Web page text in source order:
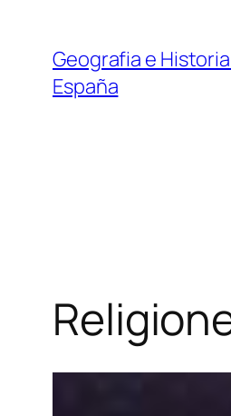
contenido
Geografia e
España